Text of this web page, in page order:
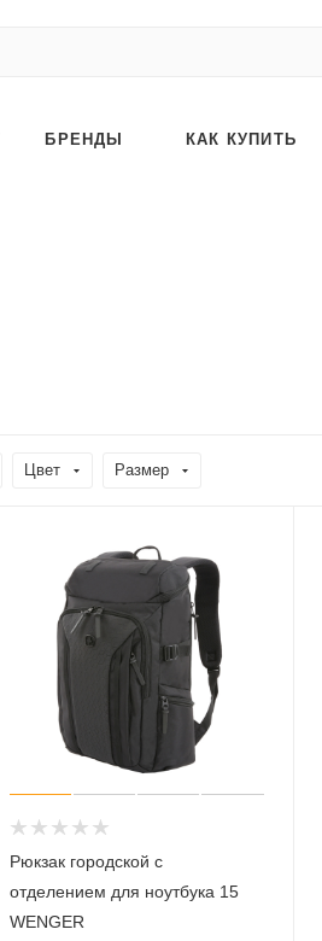
БРЕНДЫ КАК КУПИТЬ
Цвет Размер
Рюкзак городской с
отделением для ноутбука 15
WENGER